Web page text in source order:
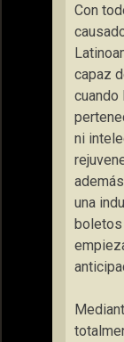
Con
capaz
cuando
ni
una